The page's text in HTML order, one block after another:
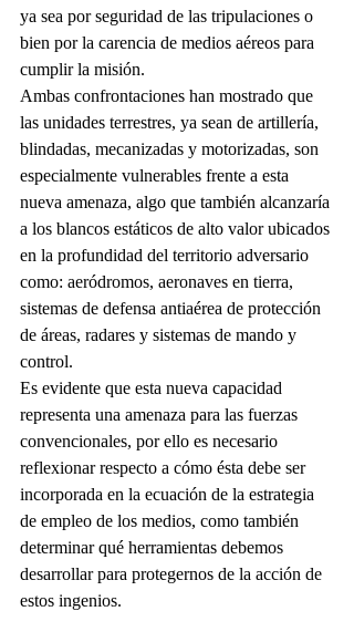
ya sea por seguridad de las tripulaciones o
bien por la carencia de medios aéreos para
cumplir la misión.
Ambas confrontaciones han mostrado que
las unidades terrestres, ya sean de artillería,
blindadas, mecanizadas y motorizadas, son
especialmente vulnerables frente a esta
nueva amenaza, algo que también alcanzaría
a los blancos estáticos de alto valor ubicados
en la profundidad del territorio adversario
como: aeródromos, aeronaves en tierra,
sistemas de defensa antiaérea de protección
de áreas, radares y sistemas de mando y
control.
Es evidente que esta nueva capacidad
representa una amenaza para las fuerzas
convencionales, por ello es necesario
reflexionar respecto a cómo ésta debe ser
incorporada en la ecuación de la estrategia
de empleo de los medios, como también
determinar qué herramientas debemos
desarrollar para protegernos de la acción de
estos ingenios.